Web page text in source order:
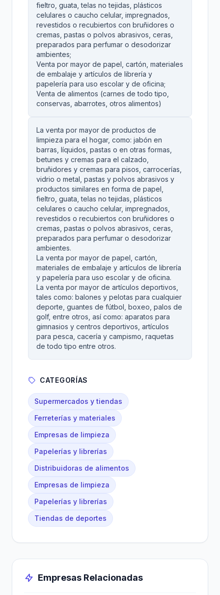
fieltro, guata, telas no tejidas, plásticos
celulares o caucho celular, impregnados,
revestidos o recubiertos con bruñidores o
cremas, pastas o polvos abrasivos, ceras,
preparados para perfumar o desodorizar
ambientes;
Venta por mayor de papel, cartón, materiales
de embalaje y artículos de librería y
papelería para uso escolar y de oficina;
Venta de alimentos (carnes de todo tipo,
conservas, abarrotes, otros alimentos)
La venta por mayor de productos de
limpieza para el hogar, como: jabón en
barras, líquidos, pastas o en otras formas,
betunes y cremas para el calzado,
bruñidores y cremas para pisos, carrocerías,
vidrio o metal, pastas y polvos abrasivos y
productos similares en forma de papel,
fieltro, guata, telas no tejidas, plásticos
celulares o caucho celular, impregnados,
revestidos o recubiertos con bruñidores o
cremas, pastas o polvos abrasivos, ceras,
preparados para perfumar o desodorizar
ambientes.
La venta por mayor de papel, cartón,
materiales de embalaje y artículos de librería
y papelería para uso escolar y de oficina.
La venta por mayor de artículos deportivos,
tales como: balones y pelotas para cualquier
deporte, guantes de fútbol, boxeo, palos de
golf, entre otros, así como: aparatos para
gimnasios y centros deportivos, artículos
para pesca, cacería y campismo, raquetas
de todo tipo entre otros.
CATEGORÍAS
Supermercados y tiendas
Ferreterías y materiales
Empresas de limpieza
Papelerías y librerías
Distribuidoras de alimentos
Empresas de limpieza
Papelerías y librerías
Tiendas de deportes
Empresas Relacionadas